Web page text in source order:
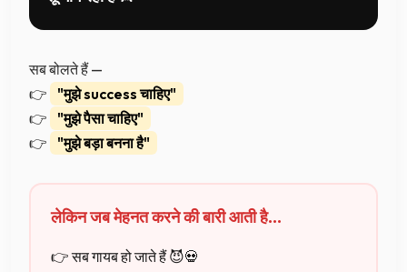
सब बोलते हैं —
👉
"मुझे success चाहिए"
👉
"मुझे पैसा चाहिए"
👉
"मुझे बड़ा बनना है"
लेकिन जब मेहनत करने की बारी आती है…
👉 सब गायब हो जाते हैं 😈💀